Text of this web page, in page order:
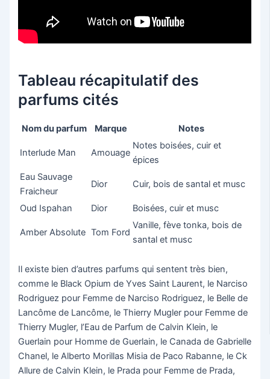
Tableau récapitulatif des
parfums cités
Nom du parfum Marque Notes
Interlude Man Amouage
Notes boisées, cuir et
épices
Eau Sauvage
Fraicheur
Dior Cuir, bois de santal et musc
Oud Ispahan Dior Boisées, cuir et musc
Amber Absolute Tom Ford
Vanille, fève tonka, bois de
santal et musc
Il existe bien d’autres parfums qui sentent très bien,
comme le Black Opium de Yves Saint Laurent, le Narciso
Rodriguez pour Femme de Narciso Rodriguez, le Belle de
Lancôme de Lancôme, le Thierry Mugler pour Femme de
Thierry Mugler, l’Eau de Parfum de Calvin Klein, le
Guerlain pour Homme de Guerlain, le Canada de Gabrielle
Chanel, le Alberto Morillas Misia de Paco Rabanne, le Ck
Allure de Calvin Klein, le Prada pour Femme de Prada,